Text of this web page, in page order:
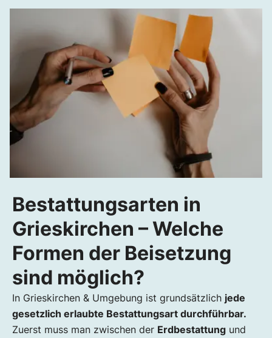
Bestattungsarten in
Grieskirchen – Welche
Formen der Beisetzung
sind möglich?
In Grieskirchen & Umgebung ist grundsätzlich jede
gesetzlich erlaubte Bestattungsart durchführbar.
Zuerst muss man zwischen der Erdbestattung und